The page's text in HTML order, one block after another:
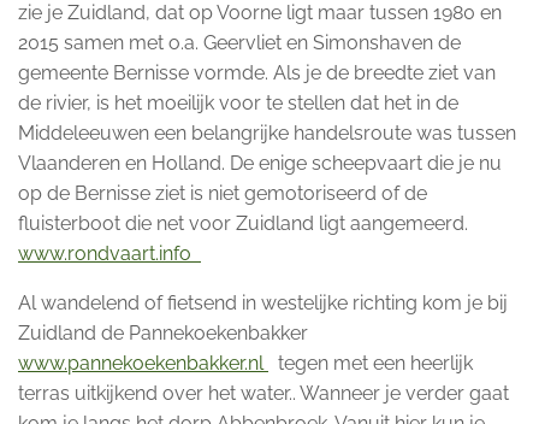
zie je Zuidland, dat op Voorne ligt maar tussen 1980 en
2015 samen met o.a. Geervliet en Simonshaven de
gemeente Bernisse vormde. Als je de breedte ziet van
de rivier, is het moeilijk voor te stellen dat het in de
Middeleeuwen een belangrijke handelsroute was tussen
Vlaanderen en Holland. De enige scheepvaart die je nu
op de Bernisse ziet is niet gemotoriseerd of de
fluisterboot die net voor Zuidland ligt aangemeerd.
www.rondvaart.info
Al wandelend of fietsend in westelijke richting kom je bij
Zuidland de Pannekoekenbakker
www.pannekoekenbakker.nl tegen met een heerlijk
terras uitkijkend over het water.. Wanneer je verder gaat